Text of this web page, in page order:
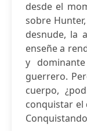
desde el
sobre
desnude, la
enseñe a
y
guerrero.
cuerpo,
conquistar el